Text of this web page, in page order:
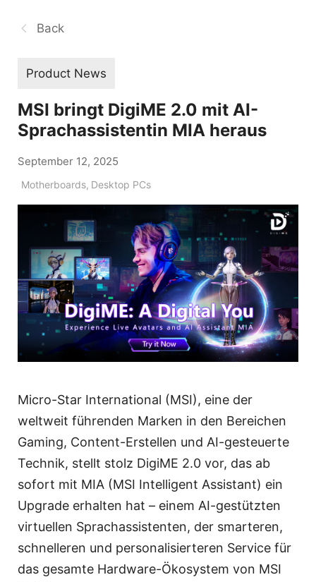
Back
Product News
MSI bringt DigiME 2.0 mit AI-
Sprachassistentin MIA heraus
September 12, 2025
Motherboards, Desktop PCs
Micro-Star International (MSI), eine der
weltweit führenden Marken in den Bereichen
Gaming, Content-Erstellen und AI-gesteuerte
Technik, stellt stolz DigiME 2.0 vor, das ab
sofort mit MIA (MSI Intelligent Assistant) ein
Upgrade erhalten hat – einem AI-gestützten
virtuellen Sprachassistenten, der smarteren,
schnelleren und personalisierteren Service für
das gesamte Hardware-Ökosystem von MSI